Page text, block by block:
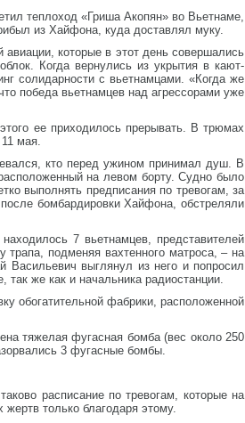
теплоход «Гриша Акопян» во Вьетнаме,
из Хайфона, куда доставлял муку.
которые в этот день совершались
Когда вернулись из укрытия в кают-
солидарности с вьетнамцами. «Когда же
победа вьетнамцев над агрессорами уже
ее приходилось прерывать. В трюмах
мая.
кто перед ужином принимал душ. В
на левом борту. Судно было
выполнять предписания по тревогам, за
бомбардировки Хайфона, обстреляли
7 вьетнамцев, представителей
подменяя вахтенного матроса, – на
Васильевич выглянул из него и попросил
так же как и начальника радиостанции.
обогатительной фабрики, расположенной
тяжелая фугасная бомба (вес около 250
3 фугасные бомбы.
расписание по тревогам, которые на
только благодаря этому.